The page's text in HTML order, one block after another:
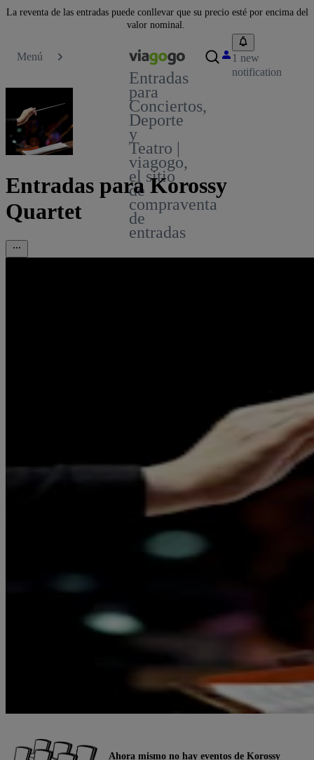
La reventa de las entradas puede conllevar que su precio esté por encima del
valor nominal.
Menú
Entradas
para
Conciertos,
Deporte
y
Teatro |
viagogo,
el sitio
de
compraventa
de
entradas
1 new
notification
Entradas para Korossy
Quartet
Ahora mismo no hay eventos de Korossy